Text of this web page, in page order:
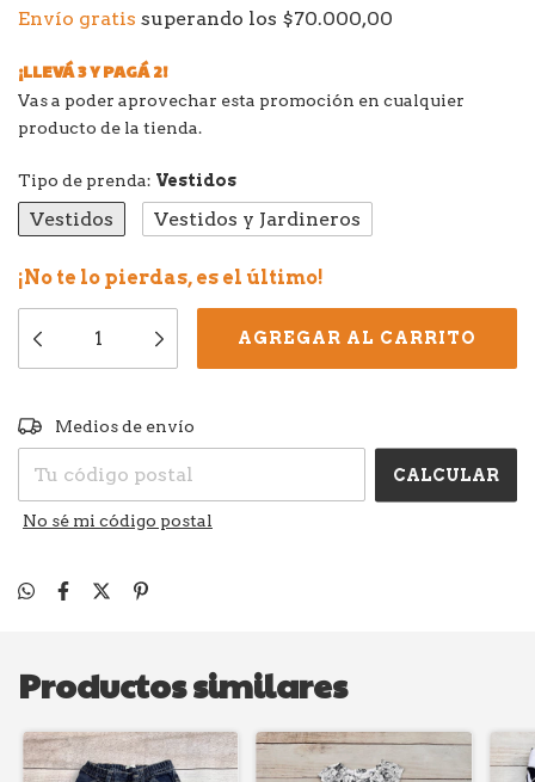
Envío gratis superando los $70.000,00
¡LLEVÁ 3 Y PAGÁ 2!
Vas a poder aprovechar esta promoción en cualquier
producto de la tienda.
Tipo de prenda: Vestidos
Vestidos Vestidos y Jardineros
¡No te lo pierdas, es el último!
Entregas para el CP:
Medios de envío
CALCULAR
No sé mi código postal
Productos similares